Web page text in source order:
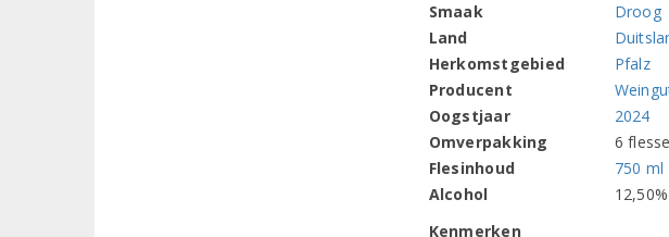
Smaak
Droog
Land
Herkomstgebied
Pfalz
Producent
Oogstjaar
2024
Omverpakking
6
Flesinhoud
750 ml
Alcohol
12,50%
Kenmerken